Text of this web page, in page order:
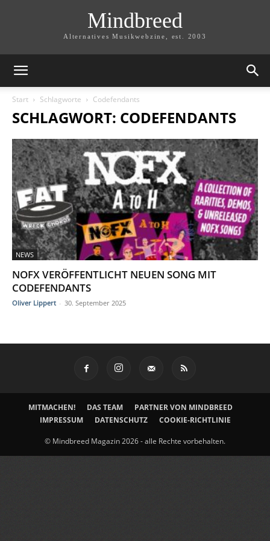
Mindbreed
Alternatives Musikwebzine, est. 2003
Start Schlagworte Codefendants
SCHLAGWORT: CODEFENDANTS
NEWS
NOFX VERÖFFENTLICHT NEUEN SONG MIT
CODEFENDANTS
Oliver Lippert - 30. September 2025
MITMACHEN! DAS TEAM
PARTNER VON MINDBREED
IMPRESSUM
DATENSCHUTZ COOKIE-RICHTLINIE
© Mindbreed Magazin 2026 - alle Rechte vorbehalten.